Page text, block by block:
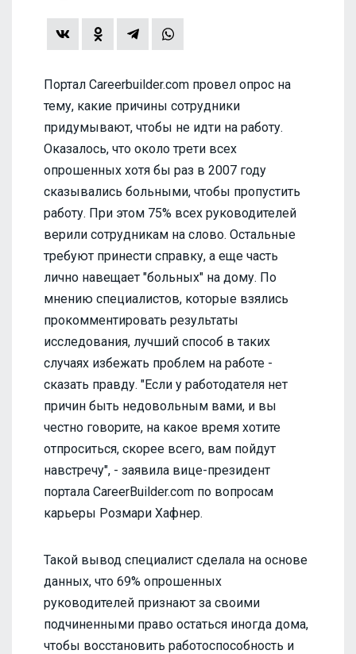
Портал Careerbuilder.com провел опрос на
тему, какие причины сотрудники
придумывают, чтобы не идти на работу.
Оказалось, что около трети всех
опрошенных хотя бы раз в 2007 году
сказывались больными, чтобы пропустить
работу. При этом 75% всех руководителей
верили сотрудникам на слово. Остальные
требуют принести справку, а еще часть
лично навещает "больных" на дому. По
мнению специалистов, которые взялись
прокомментировать результаты
исследования, лучший способ в таких
случаях избежать проблем на работе -
сказать правду. "Если у работодателя нет
причин быть недовольным вами, и вы
честно говорите, на какое время хотите
отпроситься, скорее всего, вам пойдут
навстречу", - заявила вице-президент
портала CareerBuilder.com по вопросам
карьеры Розмари Хафнер.
Такой вывод специалист сделала на основе
данных, что 69% опрошенных
руководителей признают за своими
подчиненными право остаться иногда дома,
чтобы восстановить работоспособность и